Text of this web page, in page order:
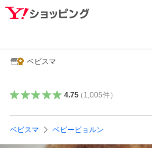
ベビスマ
4.75（ 1,005件）
ベビスマ ベビービョルン